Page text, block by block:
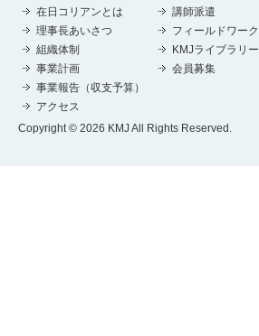
在日コリアンとは
理事長あいさつ
組織体制
事業計画
事業報告（収支予算）
アクセス
講師派遣
フィールドワーク
KMJライブラリー
会員募集
Copyright © 2026 KMJ All Rights Reserved.